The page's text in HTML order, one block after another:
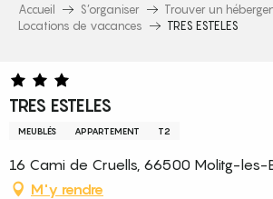
Accueil S’organiser
Trouver un
Locations de vacances
TRES ESTELES
TRES ESTELES
MEUBLÉS APPARTEMENT T2
16 Cami de Cruells, 66500 Molitg-les-
M'y rendre